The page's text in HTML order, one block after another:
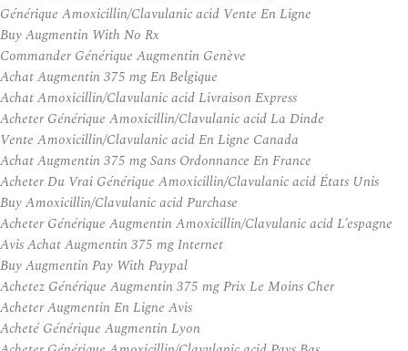
Générique Amoxicillin/Clavulanic acid Vente En Ligne
Buy Augmentin With No Rx
Commander Générique Augmentin Genève
Achat Augmentin 375 mg En Belgique
Achat Amoxicillin/Clavulanic acid Livraison Express
Acheter Générique Amoxicillin/Clavulanic acid La Dinde
Vente Amoxicillin/Clavulanic acid En Ligne Canada
Achat Augmentin 375 mg Sans Ordonnance En France
Acheter Du Vrai Générique Amoxicillin/Clavulanic acid États Unis
Buy Amoxicillin/Clavulanic acid Purchase
Acheter Générique Augmentin Amoxicillin/Clavulanic acid L’espagne
Avis Achat Augmentin 375 mg Internet
Buy Augmentin Pay With Paypal
Achetez Générique Augmentin 375 mg Prix Le Moins Cher
Acheter Augmentin En Ligne Avis
Acheté Générique Augmentin Lyon